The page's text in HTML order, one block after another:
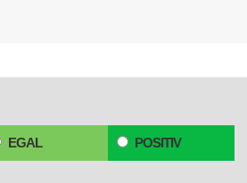
EGAL POSITIV